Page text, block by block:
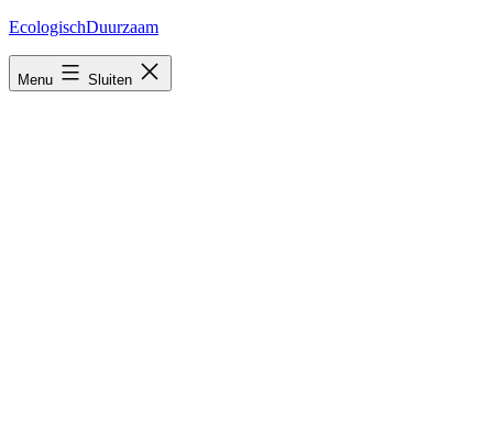
Ga
inhoud
EcologischDuurzaam
Menu Sluiten